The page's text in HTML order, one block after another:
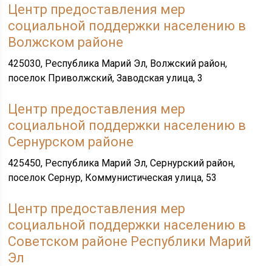
Центр предоставления мер
социальной поддержки населению в
Волжском районе
425030, Республика Марий Эл, Волжский район,
поселок Приволжский, Заводская улица, 3
Центр предоставления мер
социальной поддержки населению в
Сернурском районе
425450, Республика Марий Эл, Сернурский район,
поселок Сернур, Коммунистическая улица, 53
Центр предоставления мер
социальной поддержки населению в
Советском районе Республики Марий
Эл